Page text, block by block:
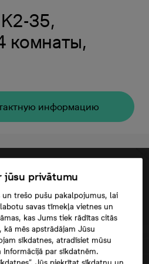
35,
комнаты,
информацию
jūsu privātumu
un trešo pušu pakalpojumus, lai
savas tīmekļa vietnes un
kas Jums tiek rādītas citās
mēs apstrādājam Jūsu
sīkdatnes, atradīsiet mūsu
par sīkdatnēm.